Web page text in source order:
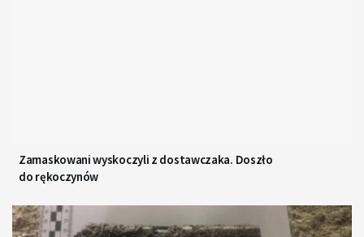
Zamaskowani wyskoczyli z dostawczaka. Doszło
do rękoczynów